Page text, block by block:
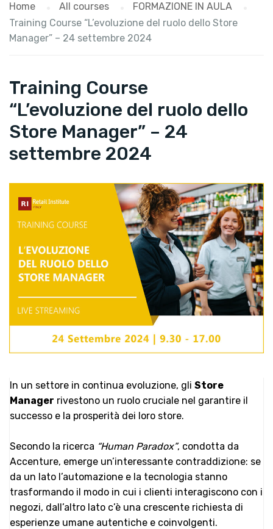
Home All courses
FORMAZIONE IN AULA
Training Course “L’evoluzione del ruolo dello Store
Manager” – 24 settembre 2024
Training Course
“L’evoluzione del ruolo dello
Store Manager” – 24
settembre 2024
In un settore in continua evoluzione, gli Store
Manager rivestono un ruolo cruciale nel garantire il
successo e la prosperità dei loro store.
Secondo la ricerca “Human Paradox”, condotta da
Accenture, emerge un’interessante contraddizione: se
da un lato l’automazione e la tecnologia stanno
trasformando il modo in cui i clienti interagiscono con i
negozi, dall’altro lato c’è una crescente richiesta di
esperienze umane autentiche e coinvolgenti.